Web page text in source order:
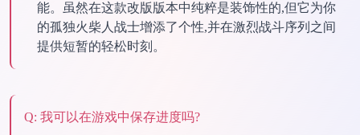
能。虽然在这款改版版本中纯粹是装饰性的,但它为你
的孤独火柴人战士增添了个性,并在激烈战斗序列之间
提供短暂的轻松时刻。
Q: 我可以在游戏中保存进度吗?